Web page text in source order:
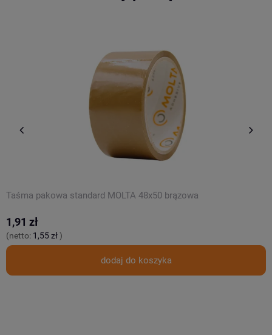
Taśma pakowa standard MOLTA 48x50 brązowa
1,91 zł
(netto: 1,55 zł)
dodaj do koszyka